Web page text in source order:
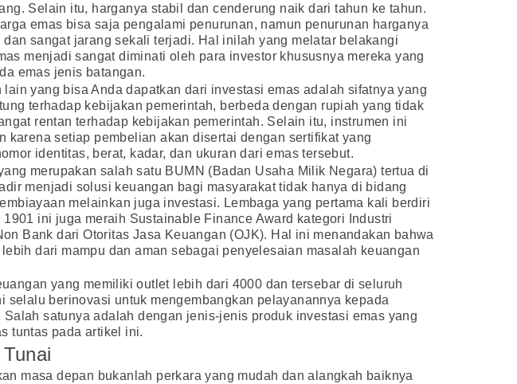
Selain itu, harganya stabil dan cenderung naik dari tahun ke tahun.
emas bisa saja pengalami penurunan, namun penurunan harganya
dan sangat jarang sekali terjadi. Hal inilah yang melatar belakangi
menjadi sangat diminati oleh para investor khususnya mereka yang
emas jenis batangan.
lain yang bisa Anda dapatkan dari investasi emas adalah sifatnya yang
terhadap kebijakan pemerintah, berbeda dengan rupiah yang tidak
rentan terhadap kebijakan pemerintah. Selain itu, instrumen ini
karena setiap pembelian akan disertai dengan sertifikat yang
identitas, berat, kadar, dan ukuran dari emas tersebut.
merupakan salah satu BUMN (Badan Usaha Milik Negara) tertua di
menjadi solusi keuangan bagi masyarakat tidak hanya di bidang
melainkan juga investasi. Lembaga yang pertama kali berdiri
1901 ini juga meraih Sustainable Finance Award kategori Industri
Bank dari Otoritas Jasa Keuangan (OJK). Hal ini menandakan bahwa
lebih dari mampu dan aman sebagai penyelesaian masalah keuangan
yang memiliki outlet lebih dari 4000 dan tersebar di seluruh
selalu berinovasi untuk mengembangkan pelayanannya kepada
Salah satunya adalah dengan jenis-jenis produk investasi emas yang
tuntas pada artikel ini.
masa depan bukanlah perkara yang mudah dan alangkah baiknya